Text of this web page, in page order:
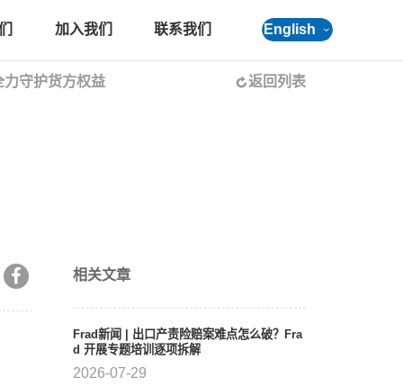
加入我们 联系我们 English
守护货方权益 返回列表
相关文章
Frad新闻 | 出口产责险赔案难点怎么破？Fra
d 开展专题培训逐项拆解
2026-07-29